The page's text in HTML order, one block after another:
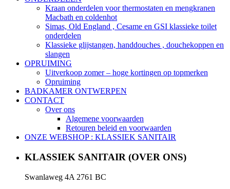
Kraan onderdelen voor thermostaten en mengkranen
Macbath en coldenhot
Simas, Old England , Cesame en GSI klassieke toilet
onderdelen
Klassieke glijstangen, handdouches , douchekoppen en
slangen
OPRUIMING
Uitverkoop zomer – hoge kortingen op topmerken
Opruiming
BADKAMER ONTWERPEN
CONTACT
Over ons
Algemene voorwaarden
Retouren beleid en voorwaarden
ONZE WEBSHOP : KLASSIEK SANITAIR
KLASSIEK SANITAIR (OVER ONS)
Swanlaweg 4A 2761 BC